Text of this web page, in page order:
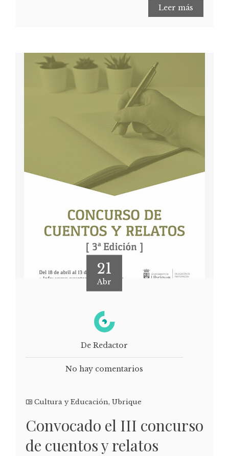
Leer más
21
Abr
De Redactor
No hay comentarios
Cultura y Educación, Ubrique
Convocado el III concurso
de cuentos y relatos